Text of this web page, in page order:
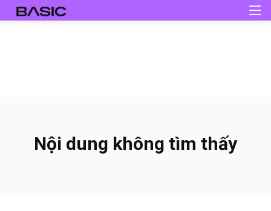
Nội dung không tìm thấy